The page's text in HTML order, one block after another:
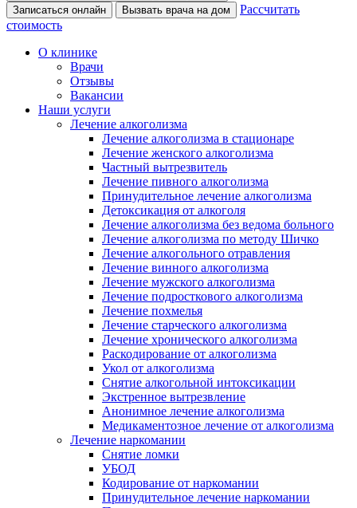
Записаться онлайн
Вызвать врача на дом
Рассчитать
стоимость
О клинике
Врачи
Отзывы
Вакансии
Наши услуги
Лечение алкоголизма
Лечение алкоголизма в стационаре
Лечение женского алкоголизма
Частный вытрезвитель
Лечение пивного алкоголизма
Принудительное лечение алкоголизма
Детоксикация от алкоголя
Лечение алкоголизма без ведома больного
Лечение алкоголизма по методу Шичко
Лечение алкогольного отравления
Лечение винного алкоголизма
Лечение мужского алкоголизма
Лечение подросткового алкоголизма
Лечение похмелья
Лечение старческого алкоголизма
Лечение хронического алкоголизма
Раскодирование от алкоголизма
Укол от алкоголизма
Снятие алкогольной интоксикации
Экстренное вытрезвление
Анонимное лечение алкоголизма
Медикаментозное лечение от алкоголизма
Лечение наркомании
Снятие ломки
УБОД
Кодирование от наркомании
Принудительное лечение наркомании